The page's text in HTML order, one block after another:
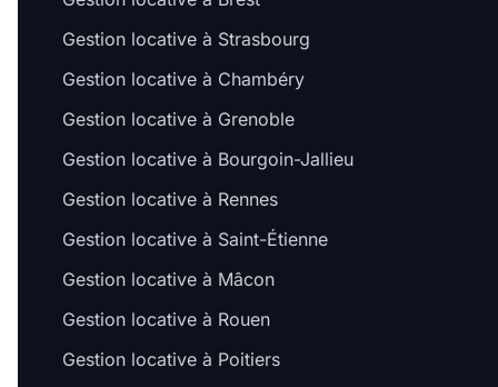
Gestion locative à Strasbourg
Gestion locative à Chambéry
Gestion locative à Grenoble
Gestion locative à Bourgoin-Jallieu
Gestion locative à Rennes
Gestion locative à Saint-Étienne
Gestion locative à Mâcon
Gestion locative à Rouen
Gestion locative à Poitiers